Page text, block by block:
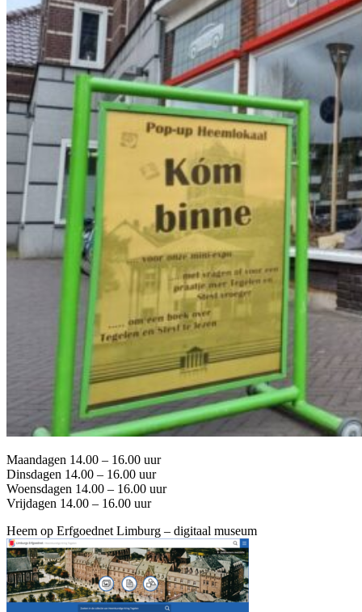
Maandagen 14.00 – 16.00 uur
Dinsdagen 14.00 – 16.00 uur
Woensdagen 14.00 – 16.00 uur
Vrijdagen 14.00 – 16.00 uur
Heem op Erfgoednet Limburg – digitaal museum